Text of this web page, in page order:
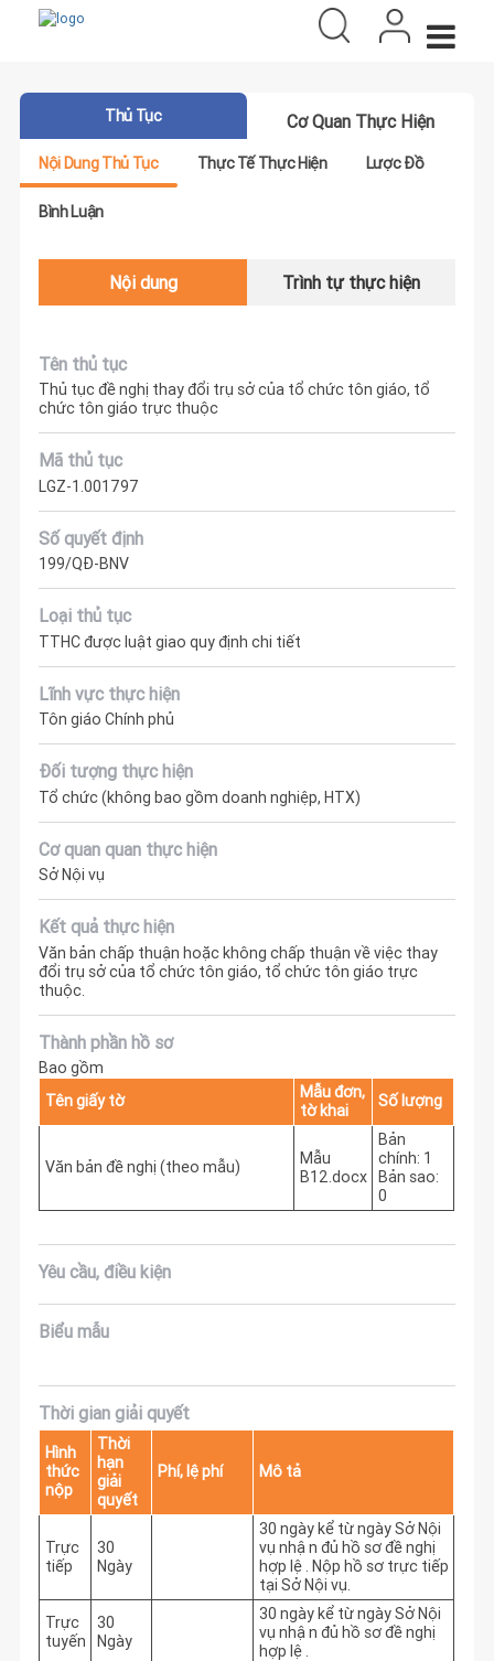
Thủ Tục Cơ Quan Thực Hiện
Nội Dung Thủ Tục Thực Tế Thực Hiện Lược Đồ
Bình Luận
Nội dung Trình tự thực hiện
Tên thủ tục
Thủ tục đề nghị thay đổi trụ sở của tổ chức tôn giáo, tổ
chức tôn giáo trực thuộc
Mã thủ tục
LGZ-1.001797
Số quyết định
199/QĐ-BNV
Loại thủ tục
TTHC được luật giao quy định chi tiết
Lĩnh vực thực hiện
Tôn giáo Chính phủ
Đối tượng thực hiện
Tổ chức (không bao gồm doanh nghiệp, HTX)
Cơ quan quan thực hiện
Sở Nội vụ
Kết quả thực hiện
Văn bản chấp thuận hoặc không chấp thuận về việc thay
đổi trụ sở của tổ chức tôn giáo, tổ chức tôn giáo trực
thuộc.
Thành phần hồ sơ
Bao gồm
Tên giấy tờ
Mẫu đơn,
tờ khai
Số lượng
Văn bản đề nghị (theo mẫu)
Mẫu
B12.docx
Bản
chính: 1
Bản sao:
0
Yêu cầu, điều kiện
Biểu mẫu
Thời gian giải quyết
Hình
thức
nộp
Thời
hạn
giải
quyết
Phí, lệ phí Mô tả
Trực
tiếp
30
Ngày
30 ngày kể từ ngày Sở Nội
vụ nhận đủ hồ sơ đề nghị
hợp lệ. Nộp hồ sơ trực tiếp
tại Sở Nội vụ.
Trực
tuyến
30
Ngày
30 ngày kể từ ngày Sở Nội
vụ nhận đủ hồ sơ đề nghị
hợp lệ.